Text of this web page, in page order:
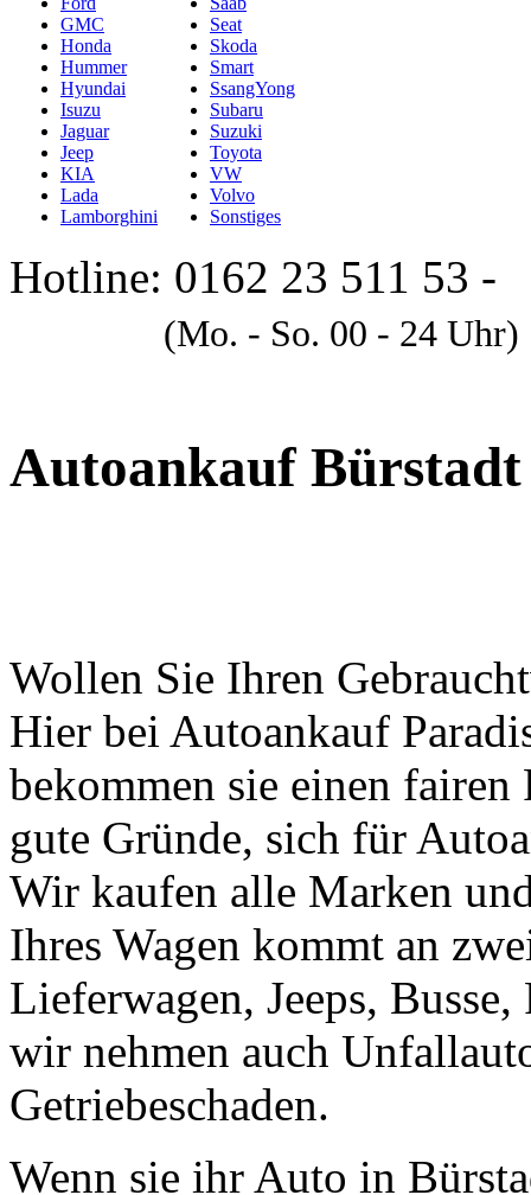
GMC
Honda
Hummer
Hyundai
Isuzu
Jaguar
Jeep
KIA
Lada
Lamborghini
Seat
Skoda
Smart
SsangYong
Subaru
Suzuki
Toyota
VW
Volvo
Sonstiges
Hotline: 0162 23 511 53 -
(Mo. - So. 00 - 24 Uhr)
Autoankauf Bürstadt
Wollen Sie Ihren
Hier bei Autoankauf
bekommen sie einen
gute Gründe, sich für
Wir kaufen alle Marken
Ihres Wagen kommt an
Lieferwagen, Jeeps,
wir nehmen auch
Getriebeschaden.
Wenn sie ihr Auto in